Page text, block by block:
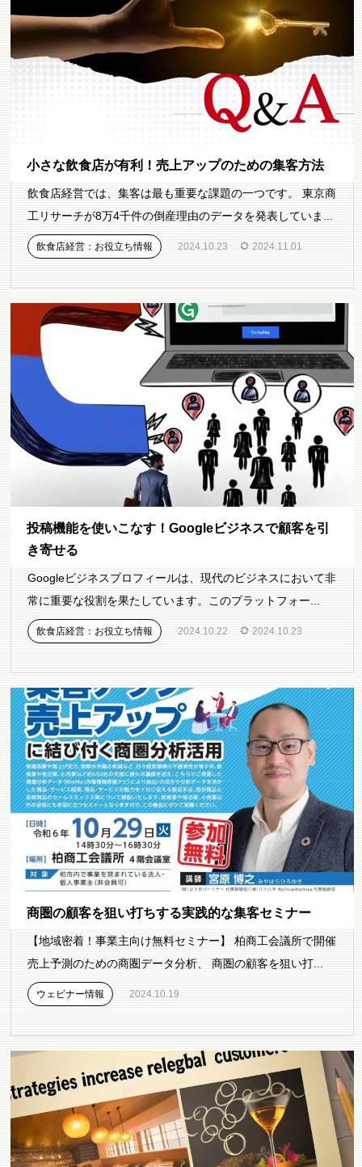
小さな飲食店が有利！売上アップのための集客方法
飲食店経営では、集客は最も重要な課題の一つです。 東京商
工リサーチが8万4千件の倒産理由のデータを発表していま...
飲食店経営：お役立ち情報 2024.10.23 2024.11.01
投稿機能を使いこなす！Googleビジネスで顧客を引
き寄せる
Googleビジネスプロフィールは、現代のビジネスにおいて非
常に重要な役割を果たしています。このプラットフォー...
飲食店経営：お役立ち情報 2024.10.22 2024.10.23
商圏の顧客を狙い打ちする実践的な集客セミナー
【地域密着！事業主向け無料セミナー】 柏商工会議所で開催
売上予測のための商圏データ分析、 商圏の顧客を狙い打...
ウェビナー情報 2024.10.19